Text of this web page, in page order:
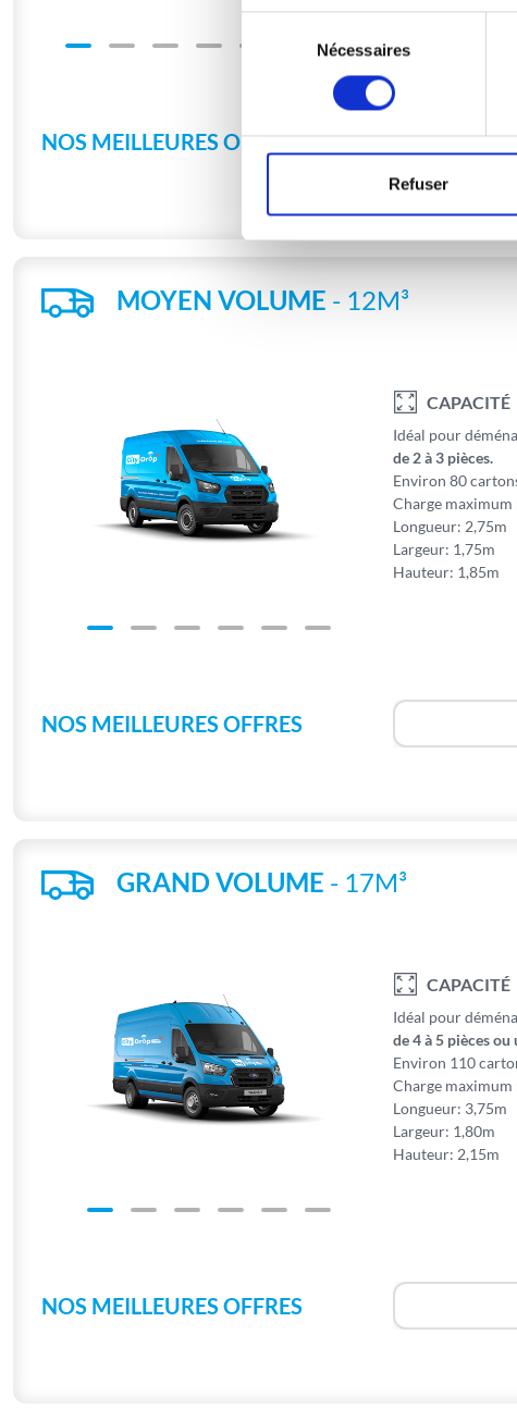
du
consentement
Nécessaires
Refuser
NOS MEILLEURES OFFRES
MOYEN VOLUME - 12M³
CAPACITÉ
Idéal pour
de 2 à 3 pièces.
Environ 80
Charge maximum
Longueur: 2,75m
Largeur: 1,75m
Hauteur: 1,85m
NOS MEILLEURES OFFRES
GRAND VOLUME - 17M³
CAPACITÉ
Idéal pour
de 4 à 5 pièces
Environ 110
Charge maximum
Longueur: 3,75m
Largeur: 1,80m
Hauteur: 2,15m
NOS MEILLEURES OFFRES